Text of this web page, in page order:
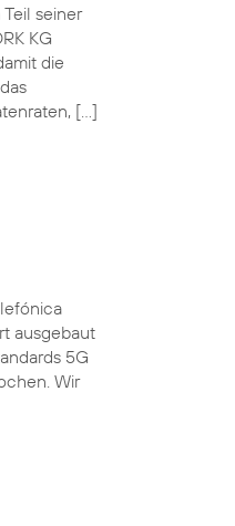
seiner
KG
die
[…]
ausgebaut
5G
Wir